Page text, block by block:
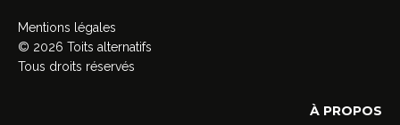
Mentions légales
© 2026 Toits alternatifs
Tous droits réservés
À PROPOS